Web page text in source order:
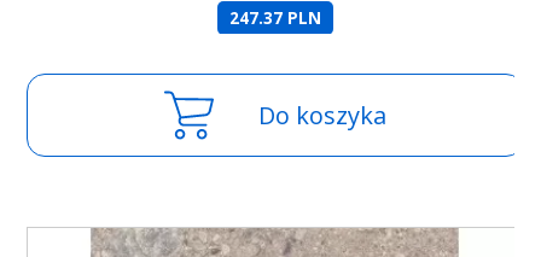
247.37 PLN
Do koszyka